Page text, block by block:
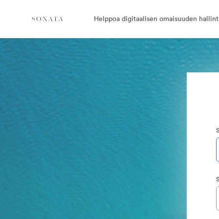
Helppoa digitaalisen omaisuuden